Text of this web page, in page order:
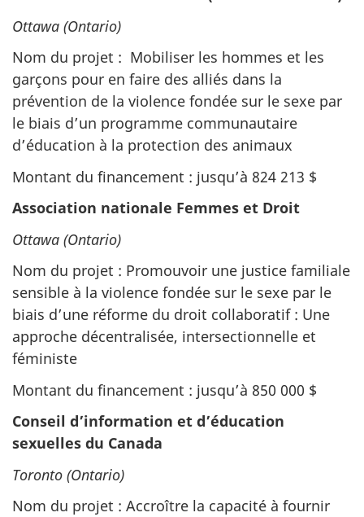
Ottawa (Ontario)
Nom du projet : Mobiliser les hommes et les
garçons pour en faire des alliés dans la
prévention de la violence fondée sur le sexe par
le biais d’un programme communautaire
d’éducation à la protection des animaux
Montant du financement : jusqu’à 824 213 $
Association nationale Femmes et Droit
Ottawa (Ontario)
Nom du projet : Promouvoir une justice familiale
sensible à la violence fondée sur le sexe par le
biais d’une réforme du droit collaboratif : Une
approche décentralisée, intersectionnelle et
féministe
Montant du financement : jusqu’à 850 000 $
Conseil d’information et d’éducation
sexuelles du Canada
Toronto (Ontario)
Nom du projet : Accroître la capacité à fournir